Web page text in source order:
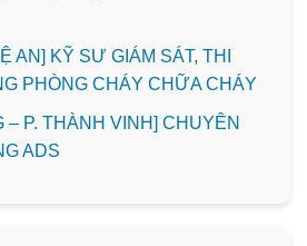
AN] KỸ SƯ GIÁM SÁT, THI
PHÒNG CHÁY CHỮA CHÁY
– P. THÀNH VINH] CHUYÊN
ADS